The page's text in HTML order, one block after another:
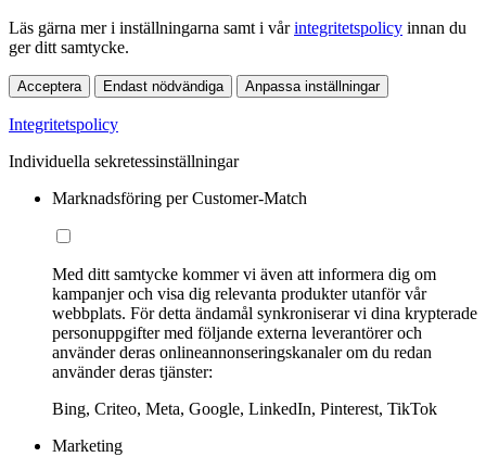
Läs gärna mer i inställningarna samt i vårintegritetspolicy innan du
ger ditt samtycke.
Acceptera Endast nödvändiga Anpassa inställningar
Integritetspolicy
Individuella sekretessinställningar
Marknadsföring per Customer-Match
Med ditt samtycke kommer vi även att informera dig om
kampanjer och visa dig relevanta produkter utanför vår
webbplats. För detta ändamål synkroniserar vi dina krypterade
personuppgifter med följande externa leverantörer och
använder deras onlineannonseringskanaler om du redan
använder deras tjänster:
Bing, Criteo, Meta, Google, LinkedIn, Pinterest, TikTok
Marketing